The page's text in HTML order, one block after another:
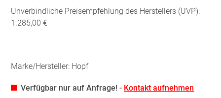
Unverbindliche Preisempfehlung des Herstellers (UVP):
1.285,00 €
Marke/Hersteller: Hopf
Verfügbar nur auf Anfrage! - Kontakt aufnehmen